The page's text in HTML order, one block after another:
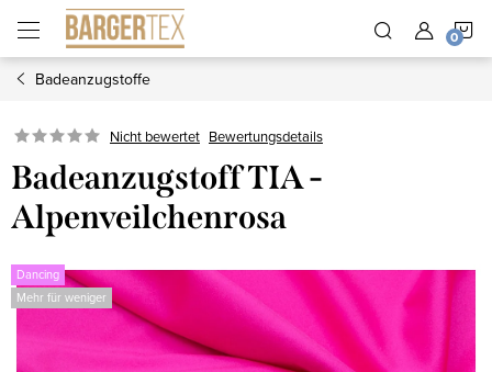
Inhalt
springen
Badeanzugstoffe
Nicht bewertet Bewertungsdetails
Badeanzugstoff TIA -
Alpenveilchenrosa
Dancing
Mehr für weniger